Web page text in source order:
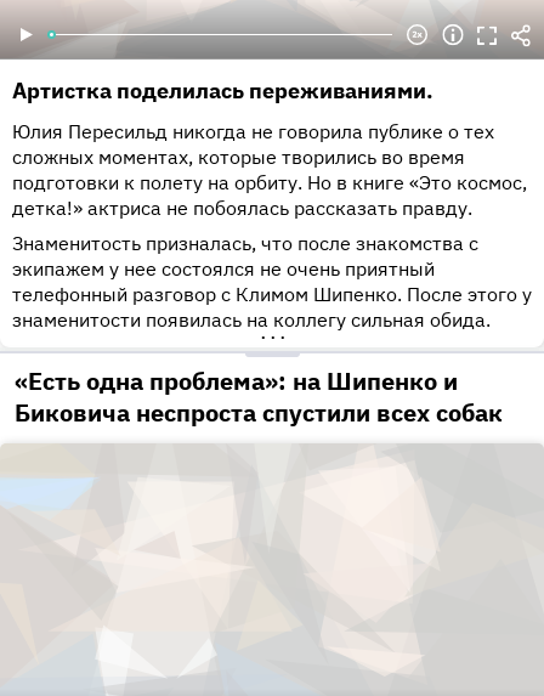
Артистка поделилась переживаниями.
Юлия Пересильд никогда не говорила публике о тех
сложных моментах, которые творились во время
подготовки к полету на орбиту. Но в книге «Это космос,
детка!» актриса не побоялась рассказать правду.
Знаменитость призналась, что после знакомства с
экипажем у нее состоялся не очень приятный
телефонный разговор с Климом Шипенко. После этого у
знаменитости появилась на коллегу сильная обида.
•••
«Есть одна проблема»: на Шипенко и
Биковича неспроста спустили всех собак